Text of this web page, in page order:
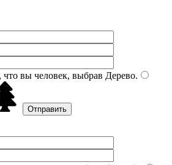
вы человек, выбрав Дерево.